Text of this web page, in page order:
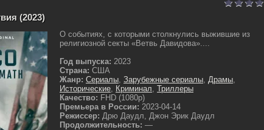
(2023)
О событиях, с которыми столкнулись выжившие из
религиозной секты «Ветвь Давидова»....
Год выпуска: 2023
Страна: США
Жанр: Сериалы, Зарубежные сериалы, Драмы,
Исторические, Криминал, Триллеры
Качество: FHD (1080p)
Премьера в России: 2023-04-14
Режиссер: Дрю Даудл, Джон Эрик Даудл
Продолжительность: —